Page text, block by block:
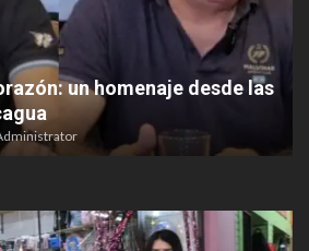
un homenaje desde las